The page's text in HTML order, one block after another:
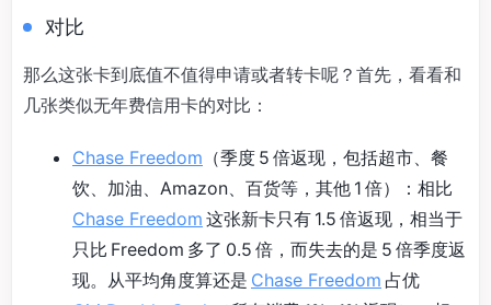
对比
那么这张卡到底值不值得申请或者转卡呢？首先，看看和
几张类似无年费信用卡的对比：
Chase Freedom （季度 5 倍返现，包括超市、餐
饮、加油、Amazon、百货等，其他 1 倍）：相比
Chase Freedom 这张新卡只有 1.5 倍返现，相当于
只比 Freedom 多了 0.5 倍，而失去的是 5 倍季度返
现。从平均角度算还是 Chase Freedom 占优